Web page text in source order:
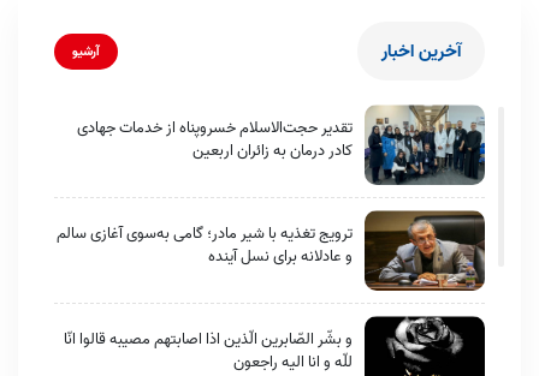
آخرین اخبار آرشیو
تقدیر حجت‌الاسلام خسروپناه از خدمات جهادی
کادر درمان به زائران اربعین
ترویج تغذیه با شیر مادر؛ گامی به‌سوی آغازی سالم
و عادلانه برای نسل آینده
و بشّر الصّابرین الّذین اذا اصابتهم مصیبه قالوا انّا
للّه و انا الیه راجعون